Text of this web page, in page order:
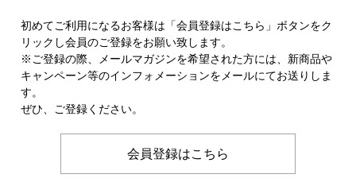
初めてご利用になるお客様は「会員登録はこちら」ボタンをク
リックし会員のご登録をお願い致します。
※ご登録の際、メールマガジンを希望された方には、新商品や
キャンペーン等のインフォメーションをメールにてお送りしま
す。
ぜひ、ご登録ください。
会員登録はこちら